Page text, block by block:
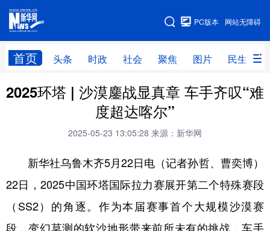
网站无障碍
PC版本
首页 头条 时政 社会 聚焦 图片 民生
网站地图
头条 时政 社会 聚焦
民生 访谈
服务
云游新疆 云端悦读 云看书画 光影新疆
人事频道 融媒体联播 廉政频道 新华视角看新疆
2025环塔 | 沙漠鏖战显真章 车手齐叹“难
度超达喀尔”
2025-05-23 13:05:28 来源：新华网
新华社乌鲁木齐5月22日电（记者孙哲、曹奕博）
22日，2025中国环塔国际拉力赛展开第二个特殊赛段
（SS2）的角逐。作为本届赛事首个大规模沙漠赛
段，变幻莫测的软沙地形带来前所未有的挑战，车手